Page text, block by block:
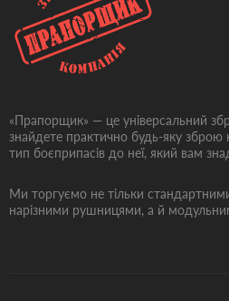
«Прапорщик» — це універсальний
знайдете практично будь-яку
тип боєприпасів до неї, який вам
Ми торгуємо не тільки
нарізними рушницями, а й